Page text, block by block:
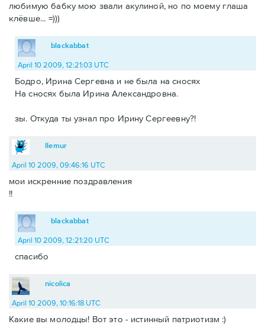
любимую бабку мою звали акулиной, но по моему глаша
клёвше... =)))
blackabbat
April 10 2009, 12:21:03 UTC
Бодро, Ирина Сергевна и не была на сносях
На сносях была Ирина Александровна.
зы. Откуда ты узнал про Ирину Сергеевну?!
llemur
April 10 2009, 09:46:16 UTC
мои искренние поздравления
!!
blackabbat
April 10 2009, 12:21:20 UTC
спасибо
nicolica
April 10 2009, 10:16:18 UTC
Какие вы молодцы! Вот это - истинный патриотизм :)